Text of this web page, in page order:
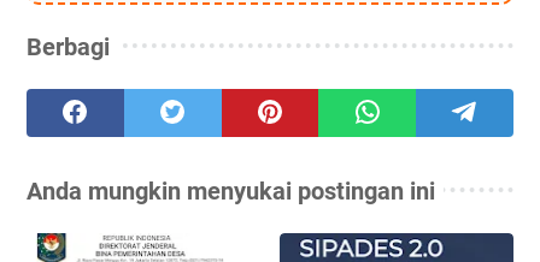
Berbagi
Anda mungkin menyukai postingan ini